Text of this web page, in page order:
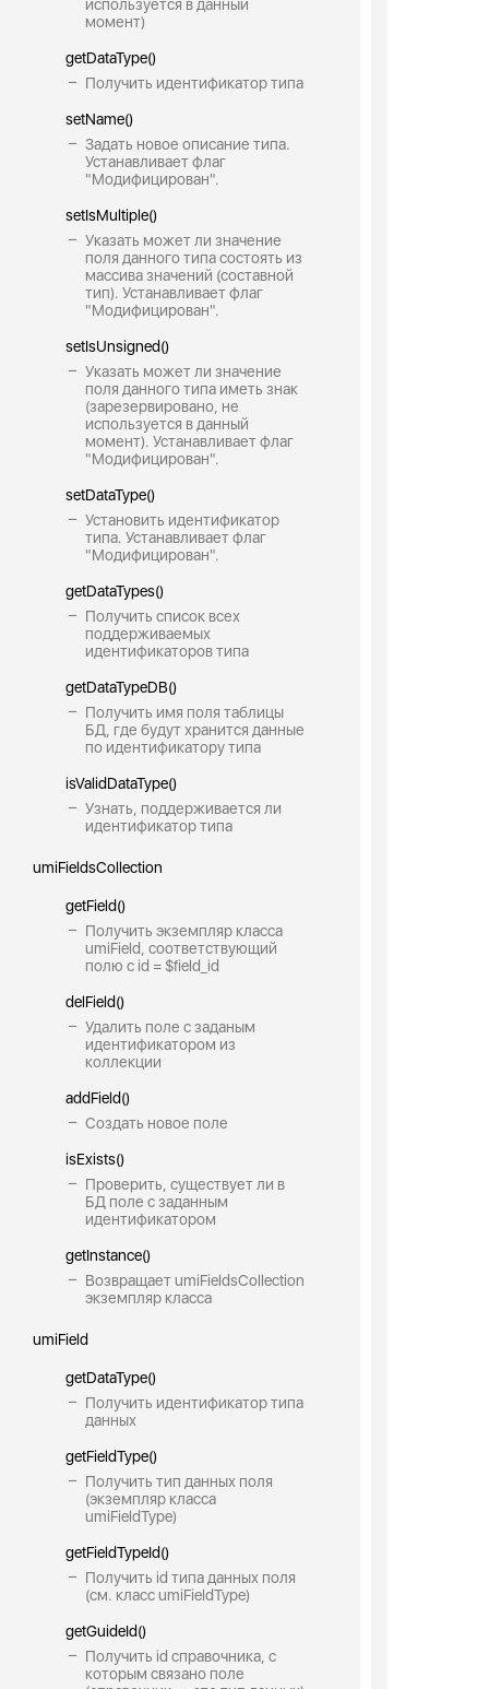
используется в данный
момент)
getDataType()
Получить идентификатор типа
setName()
Задать новое описание типа.
Устанавливает флаг
"Модифицирован".
setIsMultiple()
Указать может ли значение
поля данного типа состоять из
массива значений (составной
тип). Устанавливает флаг
"Модифицирован".
setIsUnsigned()
Указать может ли значение
поля данного типа иметь знак
(зарезервировано, не
используется в данный
момент). Устанавливает флаг
"Модифицирован".
setDataType()
Установить идентификатор
типа. Устанавливает флаг
"Модифицирован".
getDataTypes()
Получить список всех
поддерживаемых
идентификаторов типа
getDataTypeDB()
Получить имя поля таблицы
БД, где будут хранится данные
по идентификатору типа
isValidDataType()
Узнать, поддерживается ли
идентификатор типа
umiFieldsCollection
getField()
Получить экземпляр класса
umiField, соответствующий
полю с id = $field_id
delField()
Удалить поле с заданым
идентификатором из
коллекции
addField()
Создать новое поле
isExists()
Проверить, существует ли в
БД поле с заданным
идентификатором
getInstance()
Возвращает umiFieldsCollection
экземпляр класса
umiField
getDataType()
Получить идентификатор типа
данных
getFieldType()
Получить тип данных поля
(экземпляр класса
umiFieldType)
getFieldTypeId()
Получить id типа данных поля
(см. класс umiFieldType)
getGuideId()
Получить id справочника, с
которым связано поле